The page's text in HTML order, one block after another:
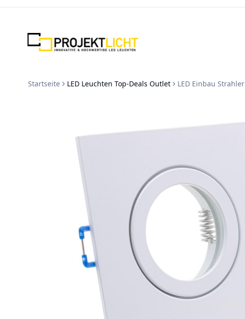
Zum Inhalt springen
Startseite LED Leuchten Top-Deals Outlet LED Einbau Strahler